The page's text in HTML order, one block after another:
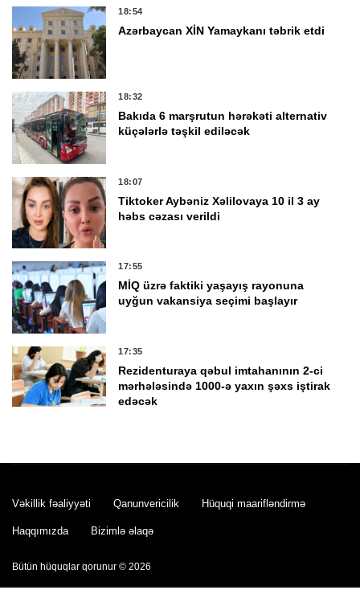
18:54
Azərbaycan XİN Yamaykanı təbrik etdi
18:32
Bakıda 6 marşrutun hərəkəti alternativ
küçələrlə təşkil ediləcək
18:07
Tiktoker Aybəniz Xəlilovaya 10 il 3 ay
həbs cəzası verildi
17:55
MİQ üzrə faktiki yaşayış rayonuna
uyğun vakansiya seçimi başlayır
17:35
Rezidenturaya qəbul imtahanının 2-ci
mərhələsində 1000-ə yaxın şəxs iştirak
edəcək
Pensiya alanlara
Vəkillik fəaliyyəti Qanunvericilik Hüquqi maarifləndirmə
Haqqımızda Bizimlə əlaqə
Bütün hüquqlar qorunur © 2026